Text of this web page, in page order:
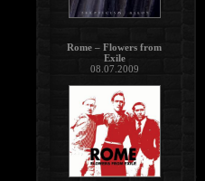
Rome – Flowers from
Exile
08.07.2009